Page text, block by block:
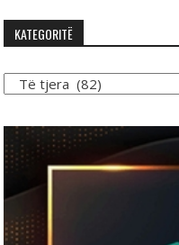
KATEGORITË
Kategoritë